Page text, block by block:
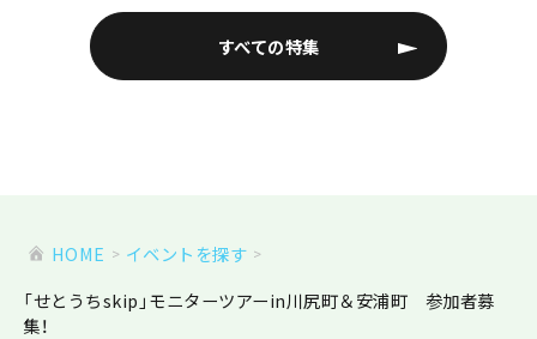
すべての特集
HOME
イベントを探す
「せとうちskip」モニターツアーin川尻町＆安浦町 参加者募
集！